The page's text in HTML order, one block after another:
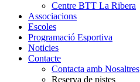
Centre BTT La Ribera
Associacions
Escoles
Programació Esportiva
Noticies
Contacte
Contacta amb Nosaltres
Reserva de pistes